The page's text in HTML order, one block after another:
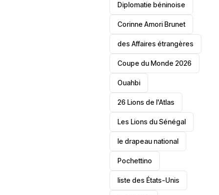
‎Diplomatie béninoise
Corinne Amori Brunet
des Affaires étrangères
‎Coupe du Monde 2026
Ouahbi
26 Lions de l'Atlas
Les Lions du Sénégal
le drapeau national
Pochettino
liste des États-Unis